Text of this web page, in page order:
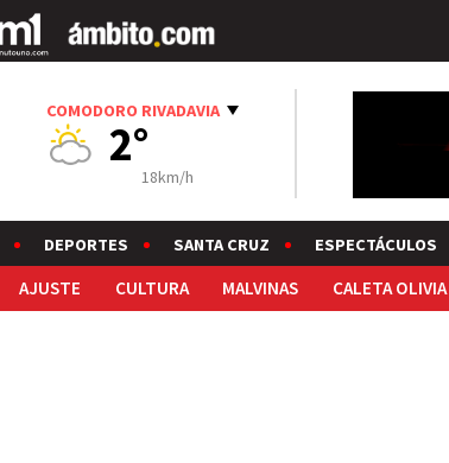
COMODORO RIVADAVIA
2°
18km/h
DEPORTES SANTA CRUZ ESPECTÁCULOS
AJUSTE CULTURA MALVINAS CALETA OLIVIA